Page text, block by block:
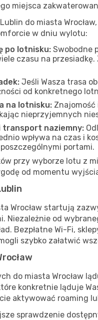
miejsca
do miasta
w dniu wylotu:
po lotnisku: Swobodne
czasu na
Jeśli Wasza trasa
od konkretnego
na lotnisku:
nieprzyjemnych
transport naziemny:
wpływa na czas i
portami.
przy wyborze lotu z
od momentu
Wrocław startują
Niezależnie od
Bezpłatne Wi-Fi,
szybko załatwić
do miasta Wrocław
konkretnie ląduje
aktywować roaming
sprawdzenie